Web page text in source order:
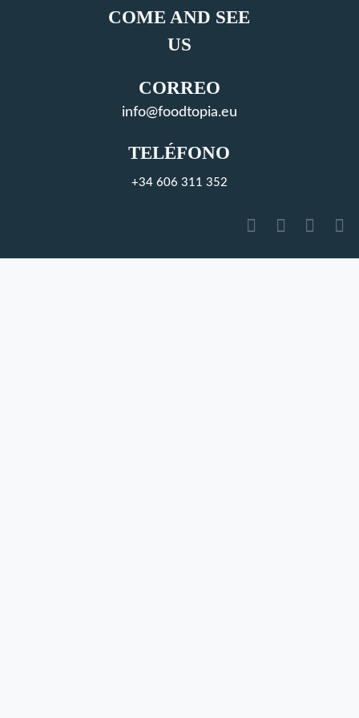
COME AND SEE
US
CORREO
info@foodtopia.eu
TELÉFONO
+34 606 311 352